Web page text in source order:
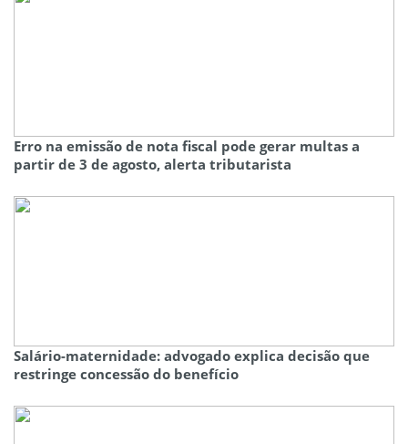
Erro na emissão de nota fiscal pode gerar multas a
partir de 3 de agosto, alerta tributarista
Salário-maternidade: advogado explica decisão que
restringe concessão do benefício